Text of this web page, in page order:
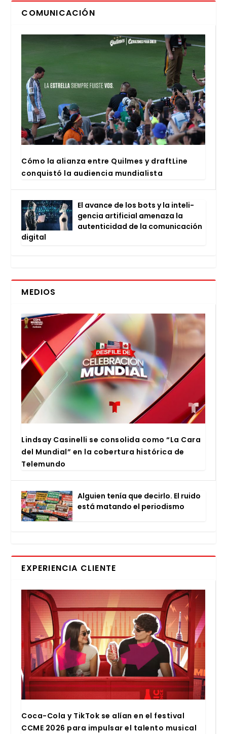
COMUNICACIÓN
Cómo la alian­za entre Quil­mes y draftLi­ne
con­quis­tó la audien­cia mun­dia­lis­ta
El avan­ce de los bots y la inte­li­
gen­cia arti­fi­cial ame­na­za la
auten­ti­ci­dad de la comu­ni­ca­ción
digi­tal
MEDIOS
Lind­say Casi­ne­lli se con­so­li­da como “La Cara
del Mun­dial” en la cober­tu­ra his­tó­ri­ca de
Tele­mun­do
Alguien tenía que decir­lo. El rui­do
está matan­do el perio­dis­mo
EXPERIENCIA CLIENTE
Coca-Cola y Tik­Tok se alían en el fes­ti­val
CCME 2026 para impul­sar el talen­to musi­cal